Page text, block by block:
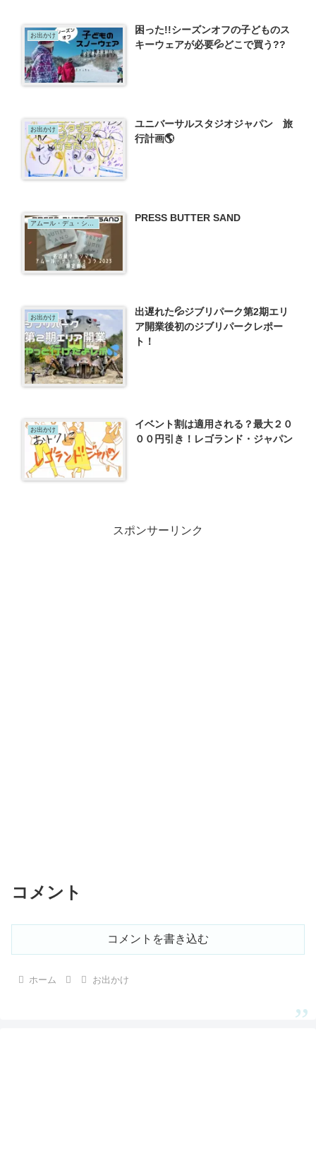
お出かけ
困った!!シーズンオフの子どものス
キーウェアが必要💦どこで買う??
お出かけ
ユニバーサルスタジオジャパン 旅
行計画🌎
アムール・デュ・ショコラ PRESS BUTTER SAND
お出かけ
出遅れた💦ジブリパーク第2期エリ
ア開業後初のジブリパークレポー
ト！
お出かけ
イベント割は適用される？最大２０
００円引き！レゴランド・ジャパン
スポンサーリンク
コメント
コメントを書き込む
ホーム お出かけ